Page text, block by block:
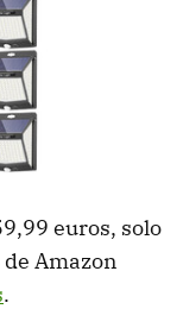
euros, solo
Amazon
.